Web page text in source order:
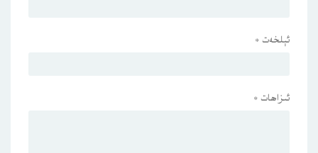
ئېلخەت *
ئىزاھات *